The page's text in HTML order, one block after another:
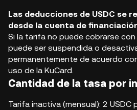
Las deducciones de USDC se
desde la cuenta de
Si la tarifa no puede cobrarse con
puede ser suspendida o
permanentemente de acuerdo
uso de la KuCard.
Cantidad de la tasa por
Tarifa inactiva (mensual): 2